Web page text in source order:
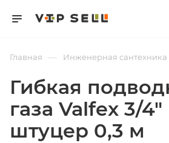
Главная — Инженерная сантехника
Гибкая
газа Valfex 3/4"
штуцер 0,3 м